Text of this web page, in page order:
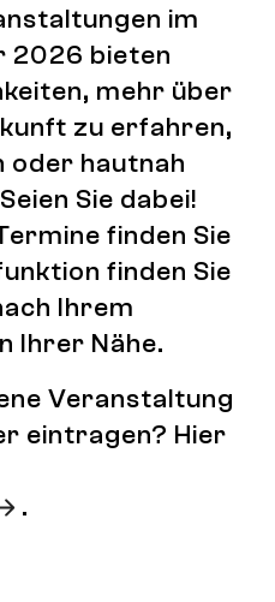
im
2026 bieten
mehr über
zu erfahren,
oder hautnah
Sie dabei!
finden Sie
finden Sie
Ihrem
Ihrer Nähe.
Veranstaltung
eintragen? Hier
.